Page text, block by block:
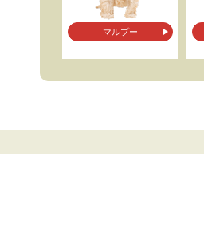
マルプー